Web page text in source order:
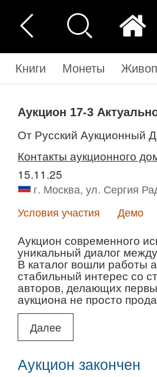
Книги Монеты
Аукцион 17-3
от Русский Аукционный
Контакты аукционного
15.11.25
г. Москва, ул. Сергия
Условия участия
Демо
Аукцион современного
уникальный диалог
В каталог вошли работы
стабильный интерес со
авторов, делающих
аукциона не просто
где каждый сможет
Далее
Аукцион закончен